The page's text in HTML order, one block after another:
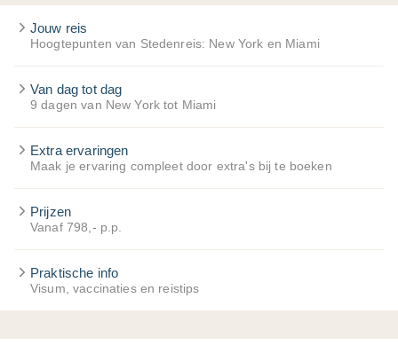
Jouw reis
Hoogtepunten van Stedenreis: New York en Miami
Van dag tot dag
9 dagen van New York tot Miami
Extra ervaringen
Maak je ervaring compleet door extra's bij te boeken
Prijzen
Vanaf 798,- p.p.
Praktische info
Visum, vaccinaties en reistips